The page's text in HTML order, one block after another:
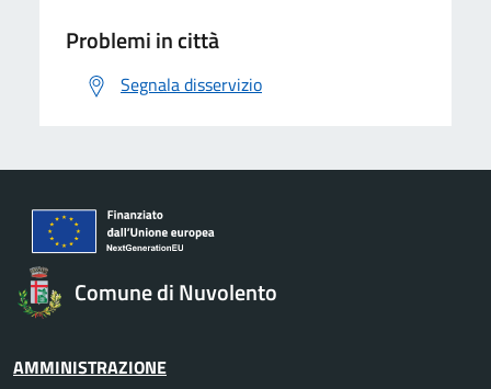
Problemi in città
Segnala disservizio
Comune di Nuvolento
AMMINISTRAZIONE